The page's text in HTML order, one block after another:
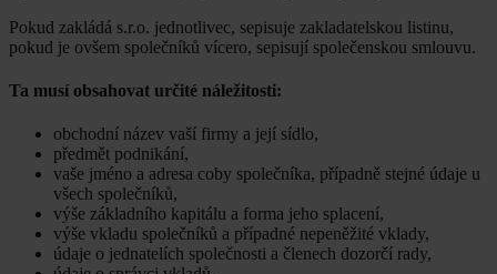
Pokud zakládá s.r.o. jednotlivec, sepisuje zakladatelskou listinu,
pokud je ovšem společníků vícero, sepisují společenskou smlouvu.
Ta musí obsahovat určité náležitosti:
obchodní název vaší firmy a její sídlo,
předmět podnikání,
vaše jméno a adresa coby společníka, případně stejné údaje u
všech společníků,
výše základního kapitálu a forma jeho splacení,
výše vkladu společníků a případné nepeněžité vklady,
údaje o jednatelích společnosti a členech dozorčí rady,